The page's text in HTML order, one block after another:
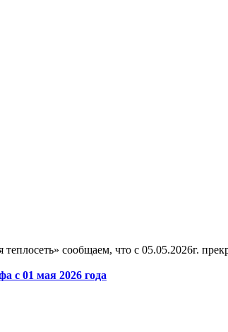
сообщаем, что с 05.05.2026г.
с 01 мая 2026 года